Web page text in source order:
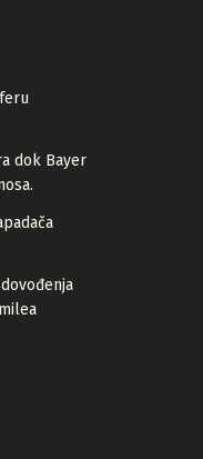
dok Bayer